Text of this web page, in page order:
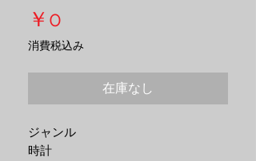
￥0
格
消費税込み
在庫なし
ジャンル
時計